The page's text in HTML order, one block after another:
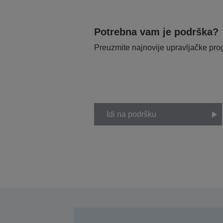
Potrebna vam je podrška?
Preuzmite najnovije upravljačke
Idi na podršku